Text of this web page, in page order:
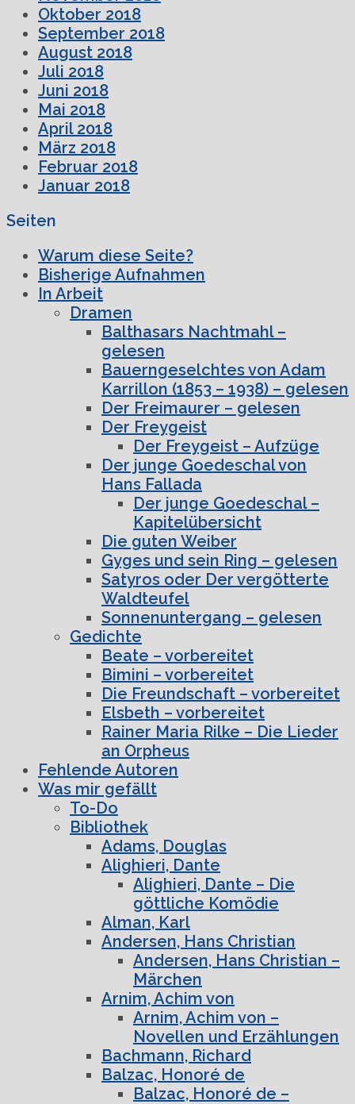
Oktober 2018
September 2018
August 2018
Juli 2018
Juni 2018
Mai 2018
April 2018
März 2018
Februar 2018
Januar 2018
Seiten
Warum diese Seite?
Bisherige Aufnahmen
In Arbeit
Dramen
Balthasars Nachtmahl –
gelesen
Bauerngeselchtes von Adam
Karrillon (1853 – 1938) – gelesen
Der Freimaurer – gelesen
Der Freygeist
Der Freygeist – Aufzüge
Der junge Goedeschal von
Hans Fallada
Der junge Goedeschal –
Kapitelübersicht
Die guten Weiber
Gyges und sein Ring – gelesen
Satyros oder Der vergötterte
Waldteufel
Sonnenuntergang – gelesen
Gedichte
Beate – vorbereitet
Bimini – vorbereitet
Die Freundschaft – vorbereitet
Elsbeth – vorbereitet
Rainer Maria Rilke – Die Lieder
an Orpheus
Fehlende Autoren
Was mir gefällt
To-Do
Bibliothek
Adams, Douglas
Alighieri, Dante
Alighieri, Dante – Die
göttliche Komödie
Alman, Karl
Andersen, Hans Christian
Andersen, Hans Christian –
Märchen
Arnim, Achim von
Arnim, Achim von –
Novellen und Erzählungen
Bachmann, Richard
Balzac, Honoré de
Balzac, Honoré de –